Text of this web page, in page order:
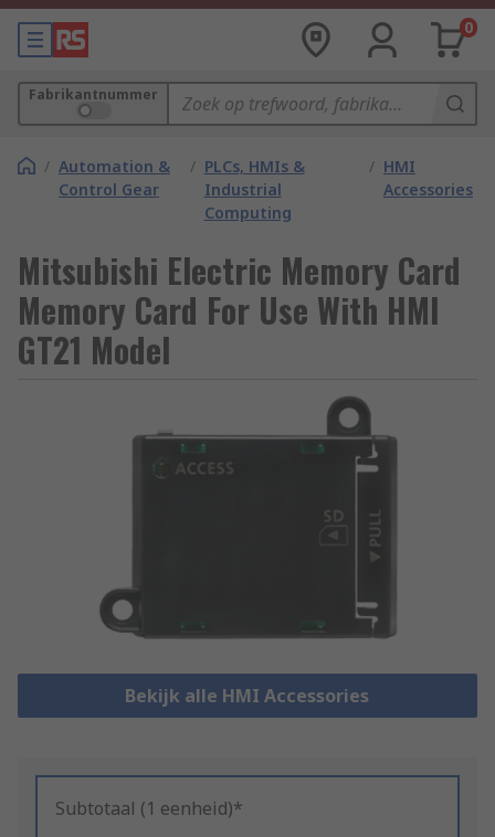
0
Fabrikantnummer
/ Automation &
Control Gear
/ PLCs, HMIs &
Industrial
Computing
/ HMI
Accessories
Mitsubishi Electric Memory Card
Memory Card For Use With HMI
GT21 Model
Bekijk alle HMI Accessories
Subtotaal (1 eenheid)*